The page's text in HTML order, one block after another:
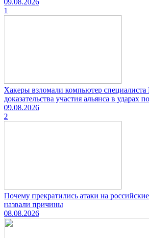
1
Хакеры взломали компьютер
доказательства участия альянса в ударах
09.08.2026
2
Почему прекратились атаки на
назвали причины
08.08.2026